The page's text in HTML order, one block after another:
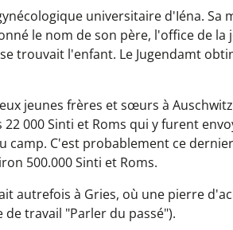
universitaire d'Iéna.
le nom de son père, l'office de
trouvait l'enfant. Le Jugendamt
jeunes frères et sœurs à
000 Sinti et Roms qui y furent
C'est probablement ce
500.000 Sinti et Roms.
autrefois à Gries, où une pierre
travail "Parler du passé").